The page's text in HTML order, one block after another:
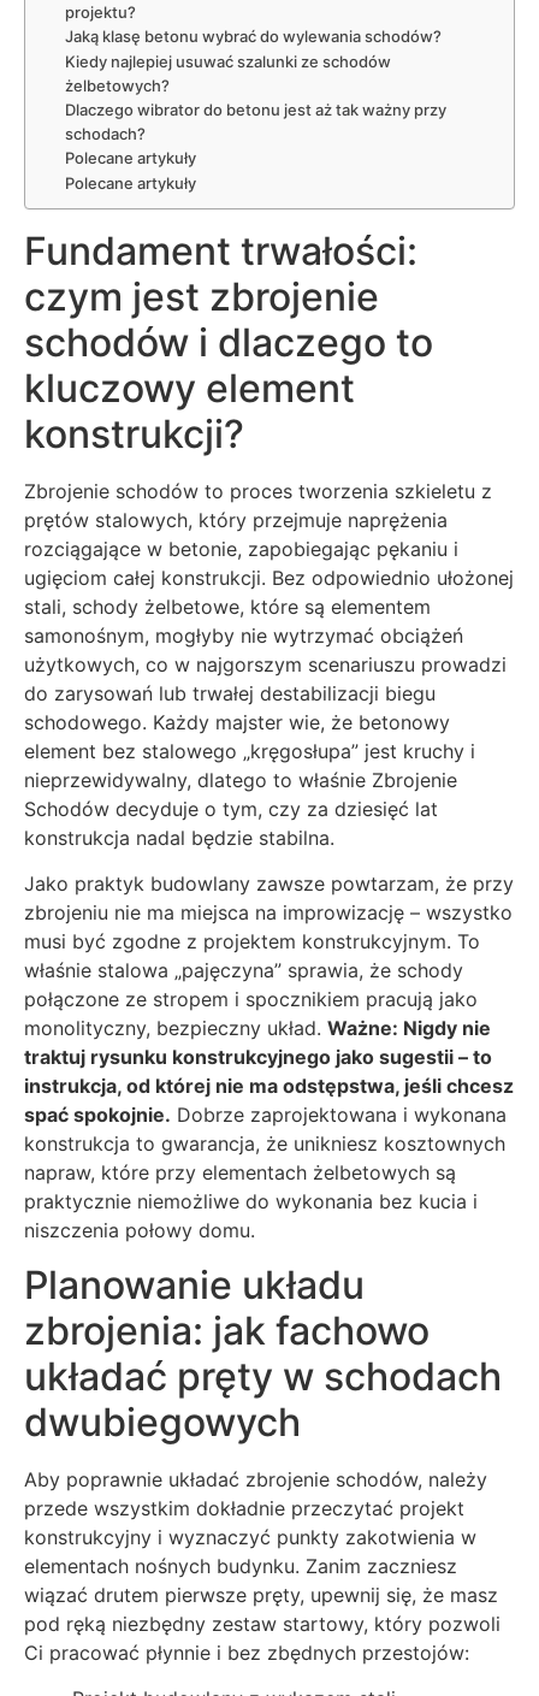
projektu?
Jaką klasę betonu wybrać do wylewania schodów?
Kiedy najlepiej usuwać szalunki ze schodów
żelbetowych?
Dlaczego wibrator do betonu jest aż tak ważny przy
schodach?
Polecane artykuły
Polecane artykuły
Fundament trwałości:
czym jest zbrojenie
schodów i dlaczego to
kluczowy element
konstrukcji?
Zbrojenie schodów to proces tworzenia szkieletu z
prętów stalowych, który przejmuje naprężenia
rozciągające w betonie, zapobiegając pękaniu i
ugięciom całej konstrukcji. Bez odpowiednio ułożonej
stali, schody żelbetowe, które są elementem
samonośnym, mogłyby nie wytrzymać obciążeń
użytkowych, co w najgorszym scenariuszu prowadzi
do zarysowań lub trwałej destabilizacji biegu
schodowego. Każdy majster wie, że betonowy
element bez stalowego „kręgosłupa” jest kruchy i
nieprzewidywalny, dlatego to właśnie Zbrojenie
Schodów decyduje o tym, czy za dziesięć lat
konstrukcja nadal będzie stabilna.
Jako praktyk budowlany zawsze powtarzam, że przy
zbrojeniu nie ma miejsca na improwizację – wszystko
musi być zgodne z projektem konstrukcyjnym. To
właśnie stalowa „pajęczyna” sprawia, że schody
połączone ze stropem i spocznikiem pracują jako
monolityczny, bezpieczny układ. Ważne: Nigdy nie
traktuj rysunku konstrukcyjnego jako sugestii – to
instrukcja, od której nie ma odstępstwa, jeśli chcesz
spać spokojnie. Dobrze zaprojektowana i wykonana
konstrukcja to gwarancja, że unikniesz kosztownych
napraw, które przy elementach żelbetowych są
praktycznie niemożliwe do wykonania bez kucia i
niszczenia połowy domu.
Planowanie układu
zbrojenia: jak fachowo
układać pręty w schodach
dwubiegowych
Aby poprawnie układać zbrojenie schodów, należy
przede wszystkim dokładnie przeczytać projekt
konstrukcyjny i wyznaczyć punkty zakotwienia w
elementach nośnych budynku. Zanim zaczniesz
wiązać drutem pierwsze pręty, upewnij się, że masz
pod ręką niezbędny zestaw startowy, który pozwoli
Ci pracować płynnie i bez zbędnych przestojów: